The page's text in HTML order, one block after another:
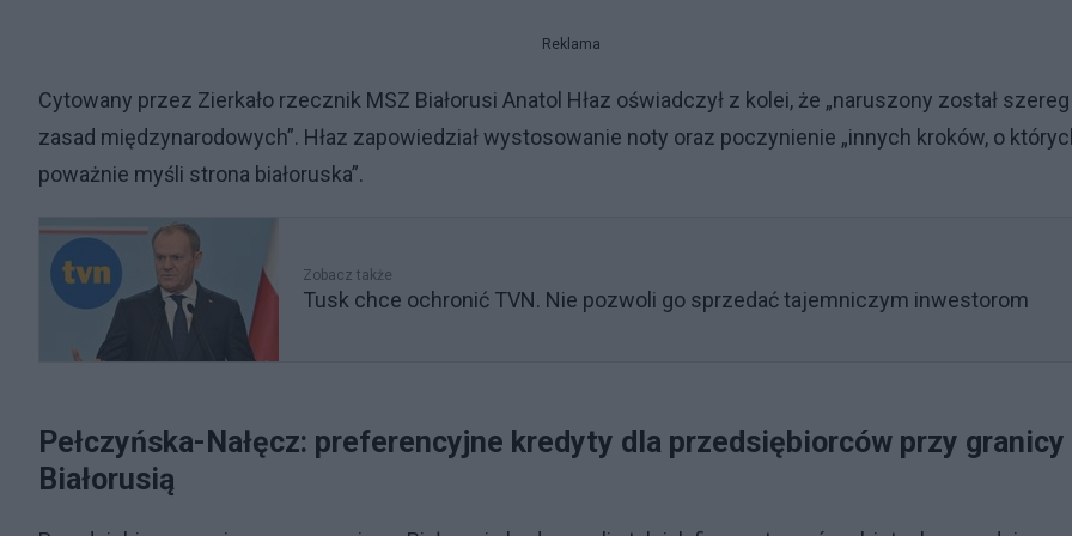
Reklama
Cytowany przez Zierkało rzecznik MSZ Białorusi Anatol Hłaz oświadczył z kolei, że „naruszony został szereg
zasad międzynarodowych”. Hłaz zapowiedział wystosowanie noty oraz poczynienie „innych kroków, o
poważnie myśli strona białoruska”.
Zobacz także
Tusk chce ochronić TVN. Nie pozwoli go sprzedać tajemniczym inwestorom
Pełczyńska-Nałęcz: preferencyjne kredyty dla przedsiębiorców przy granicy
Białorusią